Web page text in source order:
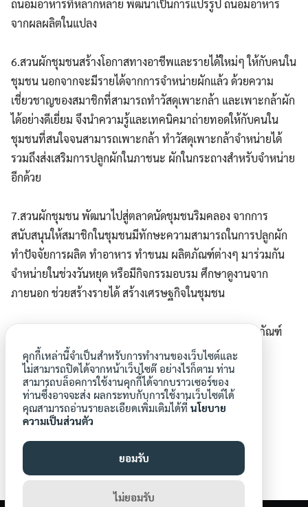
ถนอมอาหารที่หลากหลาย พัฒนาเป็นการแปรรูป ถนอมอาหาร
จากผลผลิตในแปลง
6.สวนผักชุมชนสร้างโอกาสทางอาชีพและรายได้ใหม่ๆ ให้กับคนใน
ชุมชน นอกจากจะมีรายได้จากการจำหน่ายผักแล้ว ด้วยความ
เชี่ยวชาญของสมาชิกที่สามารถทำวัสดุเพาะกล้า และเพาะกล้าผัก
ได้อย่างดีเยี่ยม จึงนำความรู้และเทคนิคมาถ่ายทอดให้กับคนใน
ชุมชนที่สนใจจนสามารถเพาะกล้า ทำวัสดุเพาะกล้าจำหน่ายได้
รวมถึงส่งเสริมการปลูกผักในภาชนะ ผักในกระถางสำหรับจำหน่าย
อีกด้วย
7.สวนผักชุมชน พัฒนาไปสู่ตลาดนัดชุมชนริมคลอง จากการ
สนับสนุนให้สมาชิกในชุมชนมีทักษะความสามารถในการปลูกผัก
ทำปัจจัยการผลิต ทำอาหาร ทำขนม ผลิตภัณฑ์ต่างๆ มาร่วมกัน
จำหน่ายในช่วงวันหยุด หรือมีกิจกรรมอบรม ศึกษาดูงานจาก
ภายนอก ช่วยสร้างรายได้ สร้างเศรษฐกิจในชุมชน
หากใครสนใจไปเรียนรู้ ศึกษาดูงาน หรือสั่งกล้าผัก ผลิตภัณฑ์
ของชุมชน สามารถติอต่อได้ที่
พี่น้อย 083-279-0340
คุกกี้เหล่านี้จำเป็นสำหรับการทำงานของเว็บไซต์และ
ไม่สามารถปิดได้จากหน้าเว็บไซต๊ อย่างไรก็ตาม ท่าน
สามารถบล็อคการใช้งานคุกกี้ได้จากบราวเซอร์ของ
ท่านซึ่งอาจจะส่ง ผลกระทบกับการใช้งานเว็บไซต์ได้
คุณสามารถอ่านรายละเอียดเพิ่มเติมได้ที่ นโยบาย
ความเป็นส่วนตัว
ยอมรับ
ไม่ยอมรับ